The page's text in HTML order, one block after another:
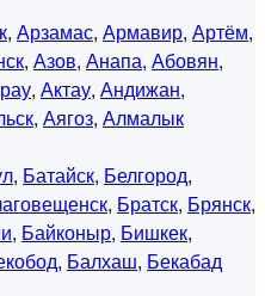
, Арзамас, Армавир, Артём,
, Азов, Анапа, Абовян,
, Актау, Андижан,
, Аягоз, Алмалык
, Батайск, Белгород,
, Братск, Брянск,
, Байконыр, Бишкек,
, Балхаш, Бекабад